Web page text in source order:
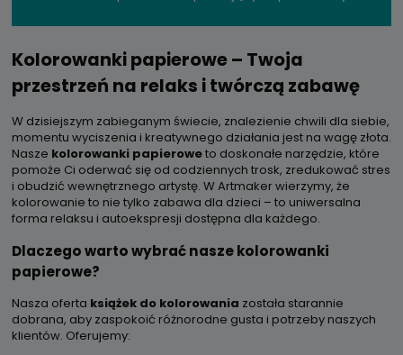
Kolorowanki papierowe – Twoja
przestrzeń na relaks i twórczą zabawę
W dzisiejszym zabieganym świecie, znalezienie chwili dla siebie,
momentu wyciszenia i kreatywnego działania jest na wagę złota.
Nasze kolorowanki papieroweto doskonałe narzędzie, które
pomoże Ci oderwać się od codziennych trosk, zredukować stres
i obudzić wewnętrznego artystę. W Artmaker wierzymy, że
kolorowanie to nie tylko zabawa dla dzieci – to uniwersalna
forma relaksu i autoekspresji dostępna dla każdego.
Dlaczego warto wybrać nasze kolorowanki
papierowe?
Nasza oferta książek do kolorowania została starannie
dobrana, aby zaspokoić różnorodne gusta i potrzeby naszych
klientów. Oferujemy: